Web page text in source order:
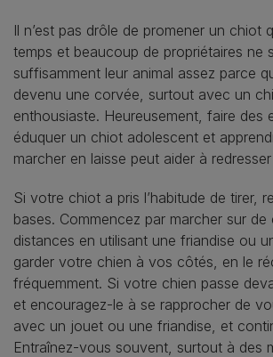
Il n’est pas drôle de promener un chiot
temps et beaucoup de propriétaires ne
suffisamment leur animal assez parce
devenu une corvée, surtout avec un
enthousiaste. Heureusement, faire des
éduquer un chiot adolescent et
marcher en laisse peut aider à
Si votre chiot a pris l’habitude de tirer,
bases. Commencez par marcher sur de
distances en utilisant une friandise ou
garder votre chien à vos côtés, en le
fréquemment. Si votre chien passe
et encouragez-le à se rapprocher de
avec un jouet ou une friandise, et
Entraînez-vous souvent, surtout à des